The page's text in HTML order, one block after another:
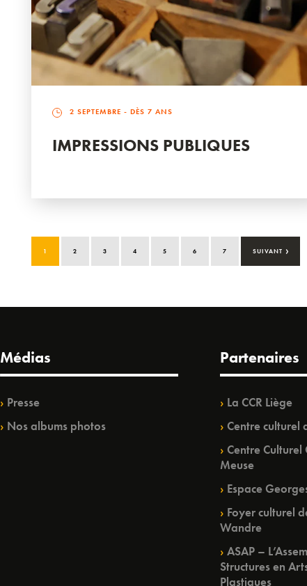
2 SEPTEMBRE - DÈS 7 ANS
IMPRESSIONS PUBLIQUES
1 2 3 4 5 6 7 SUIVANT ›
Médias
Presse
Nos albums photos
Partenaires
La CCR Liège
Centre culturel
Centre
Meuse
Espace
Foyer culturel
Wandre
ASAP –
Structures en
Plastiques